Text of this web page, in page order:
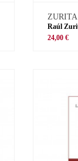
ZURITA
Raúl
24,00 €